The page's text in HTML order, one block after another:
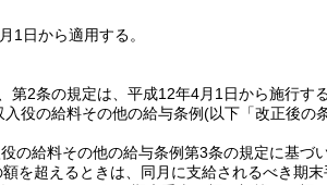
1日から適用する。
第2条の規定は、平成12年4月1日から施行する
役の給料その他の給与条例(以下「改正後の
の給料その他の給与条例第3条の規定に基
を超えるときは、同月に支給されるべき期